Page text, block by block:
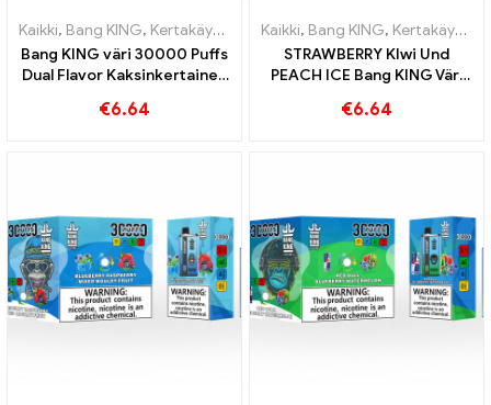
Kaikki, Bang KING, Kertakäyttöiset sähkösavukkeet Liettua ,
Bang KING väri 30000 Puffs
Dual Flavor Kaksinkertainen
happaman omenavadelman
€6.64
Kaikki, Bang KING, Kertakäyttöiset sähkösavukkeet Liettua
STRAWBERRY KIwi Und
PEACH ICE Bang KING Väri
Kertakäyttöinen E-savuke -
€6.64